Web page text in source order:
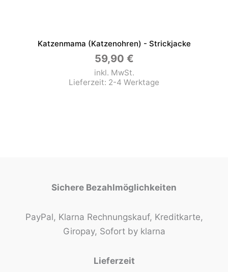
Katzenmama (Katzenohren) - Strickjacke
59,90 €
inkl. MwSt.
Lieferzeit: 2-4 Werktage
Sichere Bezahlmöglichkeiten
PayPal, Klarna Rechnungskauf, Kreditkarte,
Giropay, Sofort by klarna
Lieferzeit